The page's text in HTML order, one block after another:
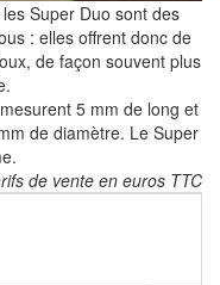
Super Duo sont des
: elles offrent donc de
de façon souvent plus
5 mm de long et
de diamètre. Le Super
de vente en euros TTC